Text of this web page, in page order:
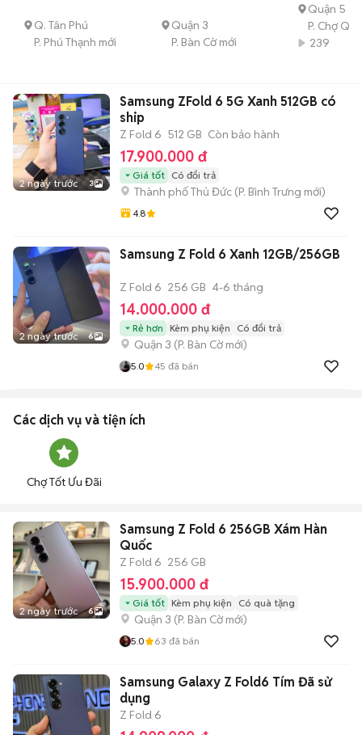
Q. Tân Phú
P. Phú Thạnh mới
Quận 3
P. Bàn Cờ mới
Quận 5
P. Chợ
239
2 ngày trước 3
Samsung ZFold 6 5G Xanh 512GB có
ship
Z Fold 6 512 GB Còn bảo hành
17.900.000 đ
Giá tốt Có đổi trả
Thành phố Thủ Đức (P. Bình Trưng mới)
4.8
2 ngày trước 6
Samsung Z Fold 6 Xanh 12GB/256GB
Z Fold 6 256 GB 4-6 tháng
14.000.000 đ
Rẻ hơn Kèm phụ kiện Có đổi trả
Quận 3 (P. Bàn Cờmới)
5.0 45 đã bán
Các dịch vụ và tiện ích
Chợ Tốt Ưu Đãi
2 ngày trước 6
Samsung Z Fold 6 256GB Xám Hàn
Quốc
Z Fold 6 256 GB
15.900.000 đ
Giá tốt Kèm phụ kiện Có quà tặng
Quận 3 (P. Bàn Cờmới)
5.0 63 đã bán
Samsung Galaxy Z Fold6 Tím Đã sử
dụng
Z Fold 6